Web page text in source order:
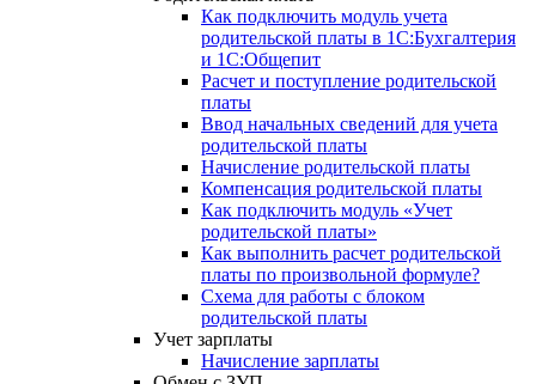
Как подключить модуль учета
родительской платы в 1С:Бухгалтерия
и 1С:Общепит
Расчет и поступление родительской
платы
Ввод начальных сведений для учета
родительской платы
Начисление родительской платы
Компенсация родительской платы
Как подключить модуль «Учет
родительской платы»
Как выполнить расчет родительской
платы по произвольной формуле?
Схема для работы с блоком
родительской платы
Учет зарплаты
Начисление зарплаты